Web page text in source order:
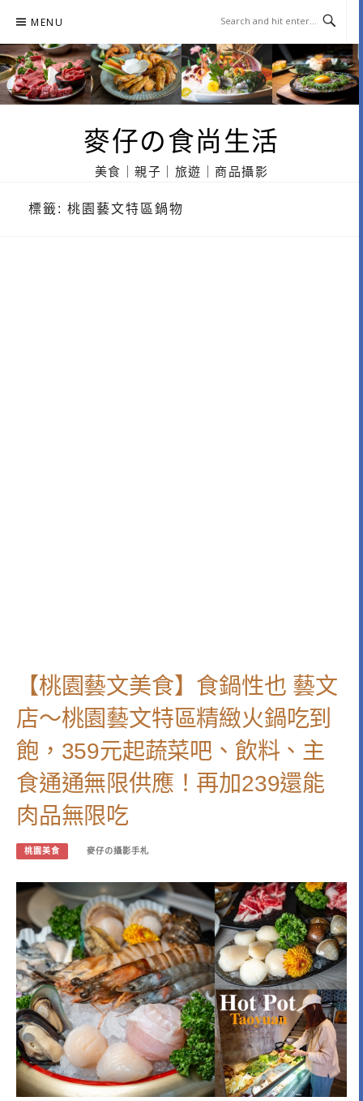
content
MENU
麥仔の食尚生活
美食｜親子｜旅遊｜商品攝影
標籤: 桃園藝文特區鍋物
【桃園藝文美食】食鍋性也 藝文
店～桃園藝文特區精緻火鍋吃到
飽，359元起蔬菜吧、飲料、主
食通通無限供應！再加239還能
肉品無限吃
桃園美食 麥仔の攝影手札